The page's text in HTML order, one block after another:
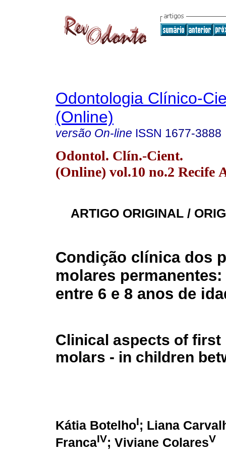
Odontologia Clínico-
(Online)
versão On-line ISSN 1677-3888
Odontol. Clín.-Cient.
(Online) vol.10 no.2 Recife
ARTIGO ORIGINAL /
Condição clínica dos
molares
entre 6 e 8 anos de
Clinical aspects of first
molars - in children
Kátia BotelhoI; Liana
FrancaIV; Viviane ColaresV